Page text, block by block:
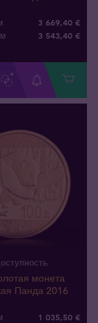
3 669,40 €
3 543,40 €
монета
Панда 2016
1 035,50 €